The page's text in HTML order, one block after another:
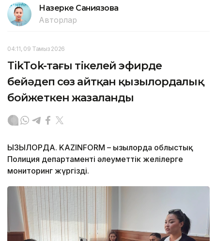
Назерке Саниязова
Авторлар
04:11, 09 Тамыз 2026
TikТok-тағы тікелей эфирде
бейәдеп сөз айтқан қызылордалық
бойжеткен жазаланды
ҚЫЗЫЛОРДА. KAZINFORM – Қызылорда облыстық
Полиция департаменті әлеуметтік желілерге
мониторинг жүргізді.